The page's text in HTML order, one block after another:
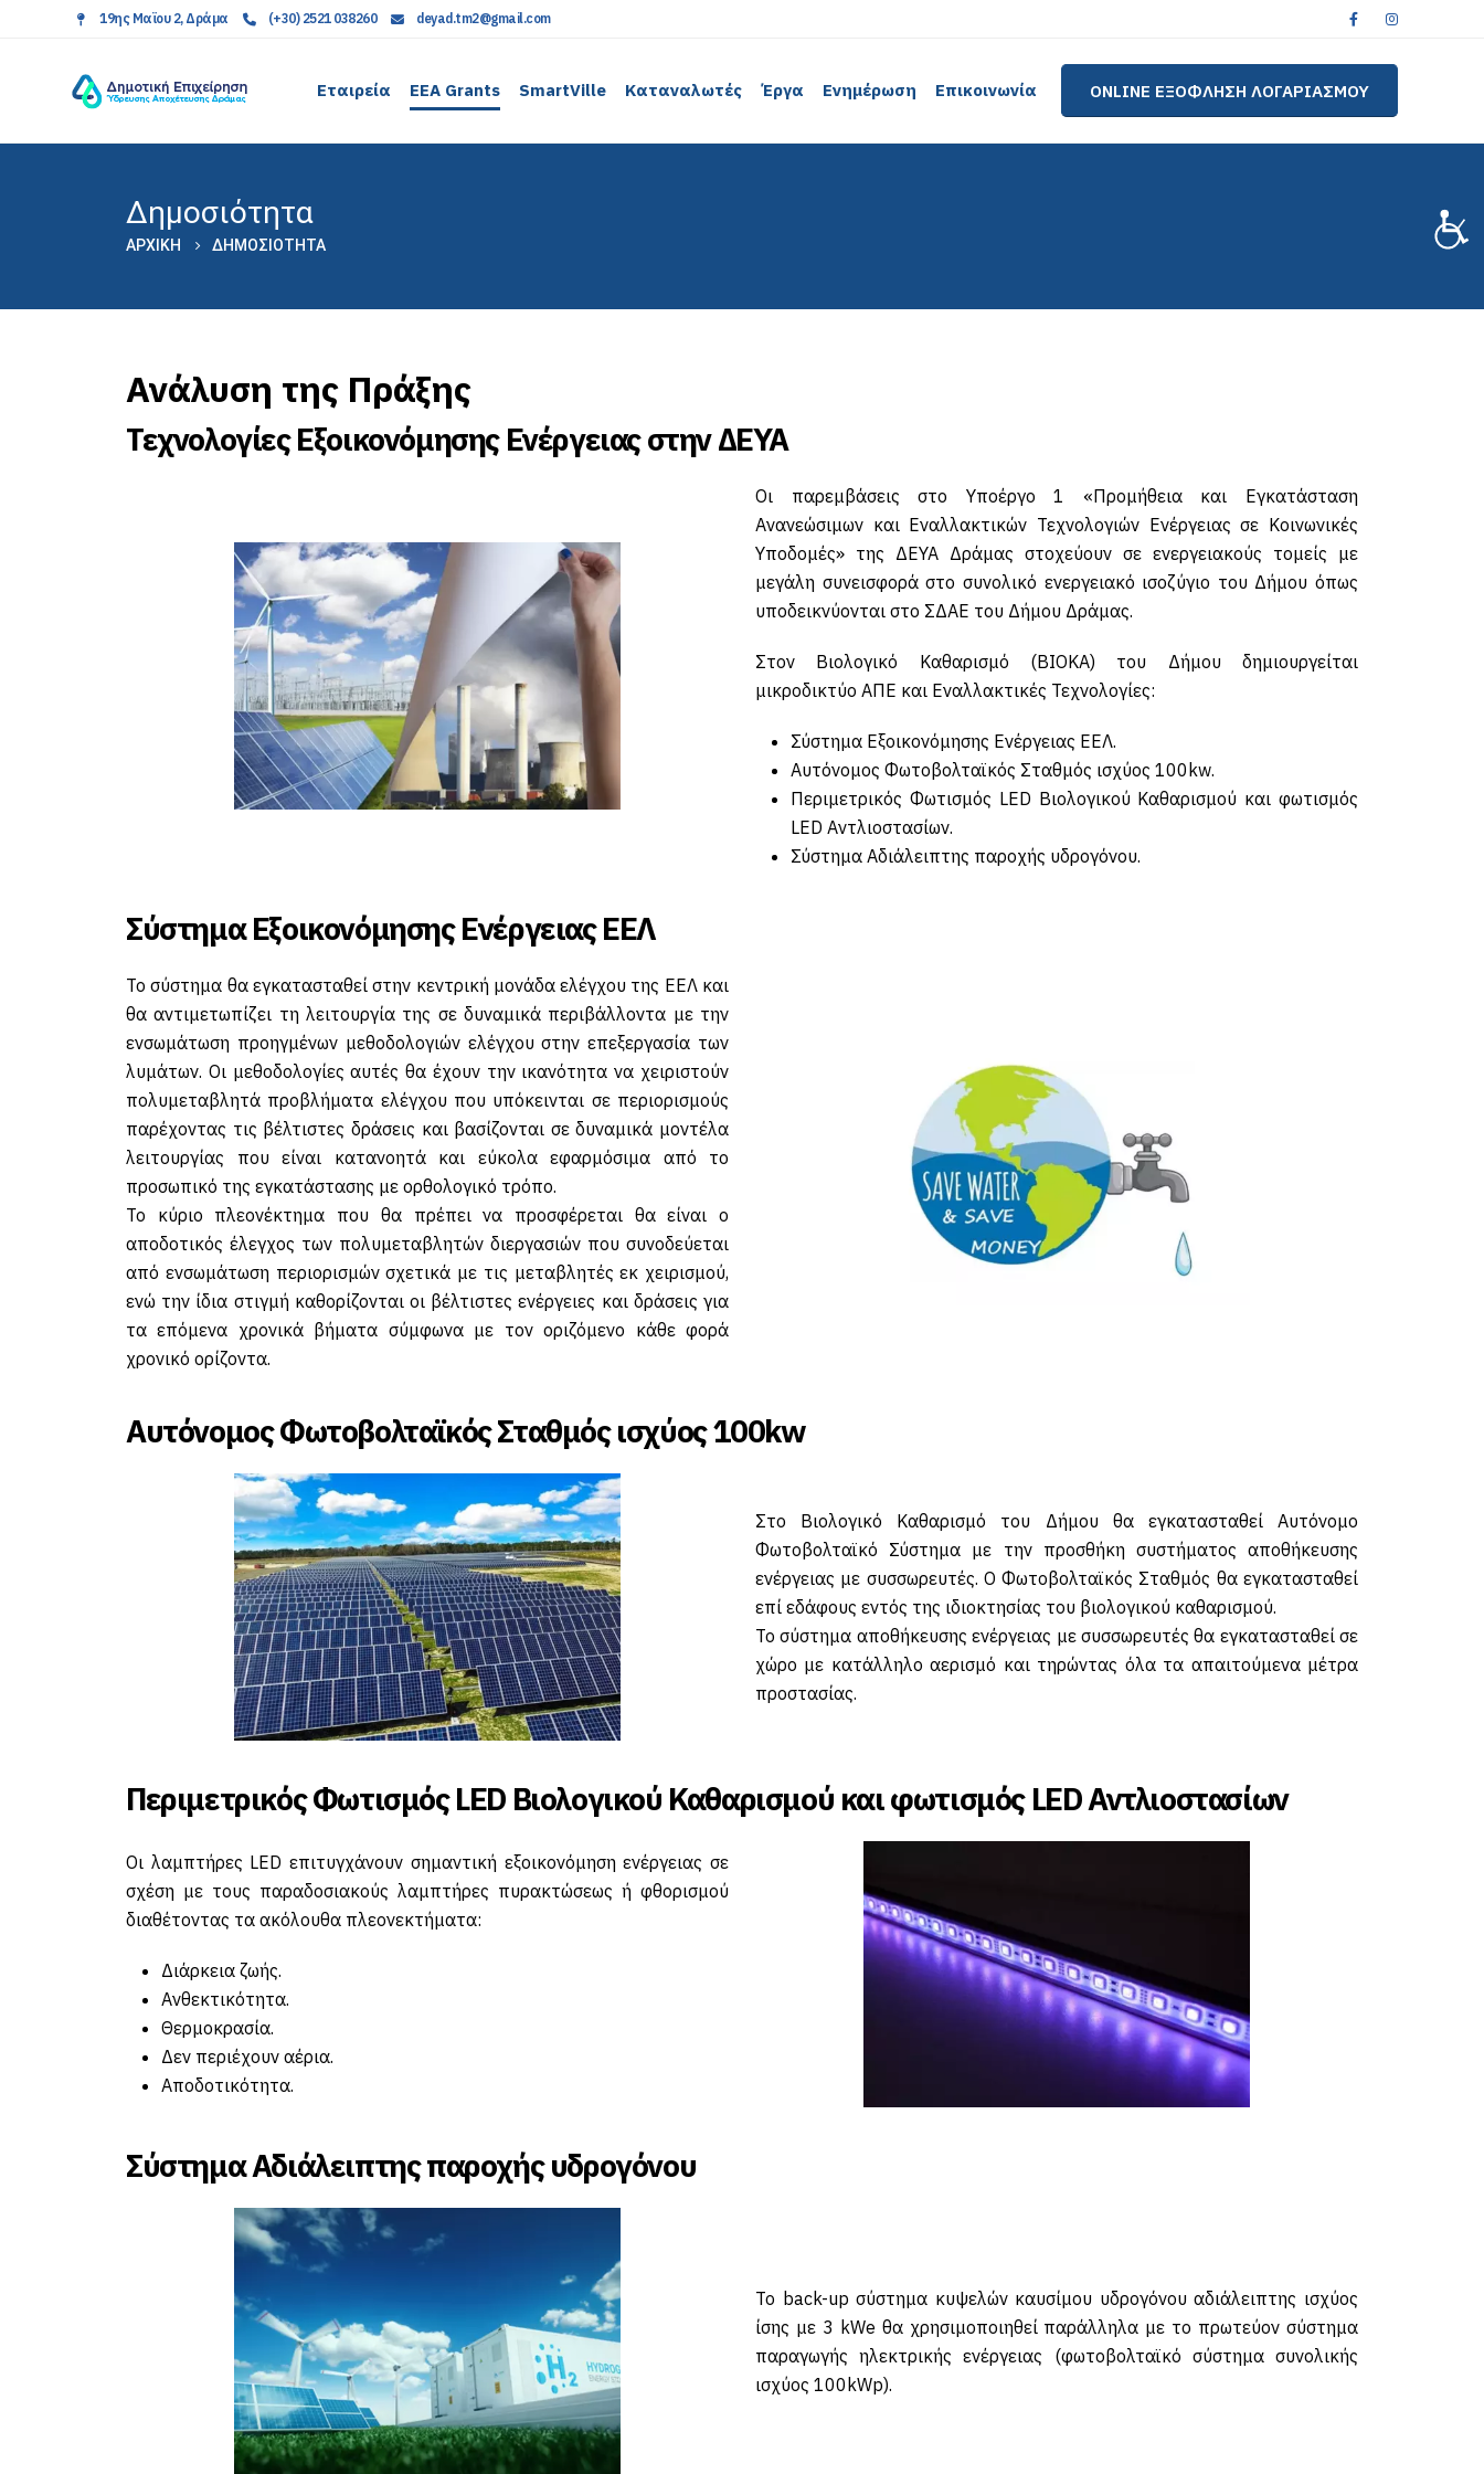
19ης Μαϊου 2, Δράμα (+30) 2521 038260 deyad.tm2@gmail.com
Εταιρεία EEA Grants SmartVille Καταναλωτές Έργα Ενημέρωση Επικοινωνία ONLINE ΕΞΟΦΛΗΣΗ ΛΟΓΑΡΙΑΣΜΟΥ
Δημοσιότητα
ΑΡΧΙΚΉ ΔΗΜΟΣΙΌΤΗΤΑ
Ανάλυση της Πράξης
Τεχνολογίες Εξοικονόμησης Ενέργειας στην ΔΕΥΑ
Οι παρεμβάσεις στο Υποέργο 1 «Προμήθεια και Εγκατάσταση
Ανανεώσιμων και Εναλλακτικών Τεχνολογιών Ενέργειας σε Κοινωνικές
Υποδομές» της ΔΕΥΑ Δράμας στοχεύουν σε ενεργειακούς τομείς με
μεγάλη συνεισφορά στο συνολικό ενεργειακό ισοζύγιο του Δήμου όπως
υποδεικνύονται στο ΣΔΑΕ του Δήμου Δράμας.
Στον Βιολογικό Καθαρισμό (ΒΙΟΚΑ) του Δήμου δημιουργείται
μικροδικτύο ΑΠΕ και Εναλλακτικές Τεχνολογίες:
Σύστημα Εξοικονόμησης Ενέργειας ΕΕΛ.
Αυτόνομος Φωτοβολταϊκός Σταθμός ισχύος 100kw.
Περιμετρικός Φωτισμός LED Βιολογικού Καθαρισμού και φωτισμός
LED Αντλιοστασίων.
Σύστημα Αδιάλειπτης παροχής υδρογόνου.
Σύστημα Εξοικονόμησης Ενέργειας ΕΕΛ
Το σύστημα θα εγκατασταθεί στην κεντρική μονάδα ελέγχου της ΕΕΛ και
θα αντιμετωπίζει τη λειτουργία της σε δυναμικά περιβάλλοντα με την
ενσωμάτωση προηγμένων μεθοδολογιών ελέγχου στην επεξεργασία των
λυμάτων. Οι μεθοδολογίες αυτές θα έχουν την ικανότητα να χειριστούν
πολυμεταβλητά προβλήματα ελέγχου που υπόκεινται σε περιορισμούς
παρέχοντας τις βέλτιστες δράσεις και βασίζονται σε δυναμικά μοντέλα
λειτουργίας που είναι κατανοητά και εύκολα εφαρμόσιμα από το
προσωπικό της εγκατάστασης με ορθολογικό τρόπο.
Το κύριο πλεονέκτημα που θα πρέπει να προσφέρεται θα είναι ο
αποδοτικός έλεγχος των πολυμεταβλητών διεργασιών που συνοδεύεται
από ενσωμάτωση περιορισμών σχετικά με τις μεταβλητές εκ χειρισμού,
ενώ την ίδια στιγμή καθορίζονται οι βέλτιστες ενέργειες και δράσεις για
τα επόμενα χρονικά βήματα σύμφωνα με τον οριζόμενο κάθε φορά
χρονικό ορίζοντα.
Αυτόνομος Φωτοβολταϊκός Σταθμός ισχύος 100kw
Στο Βιολογικό Καθαρισμό του Δήμου θα εγκατασταθεί Αυτόνομο
Φωτοβολταϊκό Σύστημα με την προσθήκη συστήματος αποθήκευσης
ενέργειας με συσσωρευτές. Ο Φωτοβολταϊκός Σταθμός θα εγκατασταθεί
επί εδάφους εντός της ιδιοκτησίας του βιολογικού καθαρισμού.
Το σύστημα αποθήκευσης ενέργειας με συσσωρευτές θα εγκατασταθεί σε
χώρο με κατάλληλο αερισμό και τηρώντας όλα τα απαιτούμενα μέτρα
προστασίας.
Περιμετρικός Φωτισμός LED Βιολογικού Καθαρισμού και φωτισμός LED Αντλιοστασίων
Οι λαμπτήρες LED επιτυγχάνουν σημαντική εξοικονόμηση ενέργειας σε
σχέση με τους παραδοσιακούς λαμπτήρες πυρακτώσεως ή φθορισμού
διαθέτοντας τα ακόλουθα πλεονεκτήματα:
Διάρκεια ζωής.
Ανθεκτικότητα.
Θερμοκρασία.
Δεν περιέχουν αέρια.
Αποδοτικότητα.
Σύστημα Αδιάλειπτης παροχής υδρογόνου
Το back-up σύστημα κυψελών καυσίμου υδρογόνου αδιάλειπτης ισχύος
ίσης με 3 kWe θα χρησιμοποιηθεί παράλληλα με το πρωτεύον σύστημα
παραγωγής ηλεκτρικής ενέργειας (φωτοβολταϊκό σύστημα συνολικής
ισχύος 100kWp).